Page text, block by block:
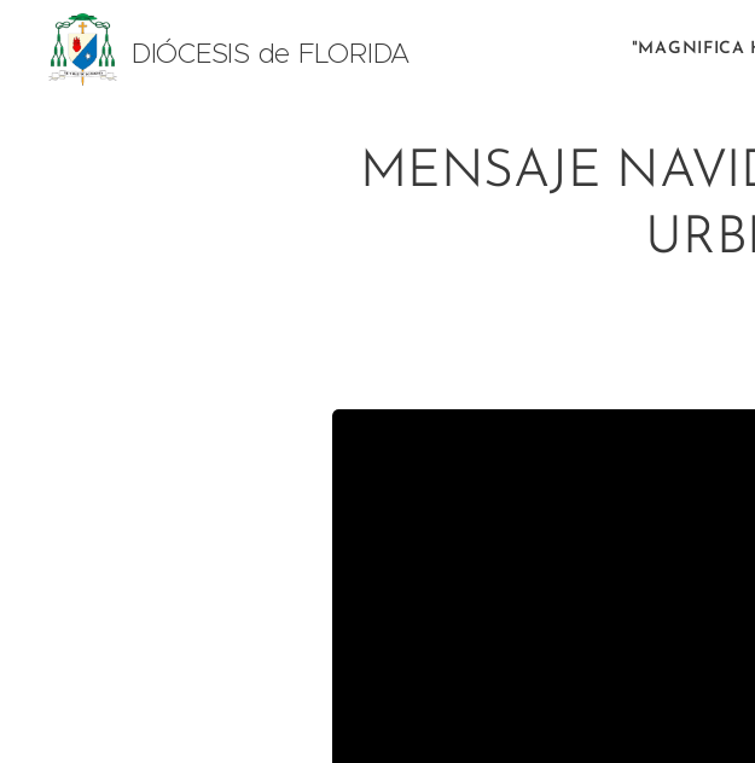
DIÓCESIS de FLORIDA "MAGNIFICA
MENSAJE